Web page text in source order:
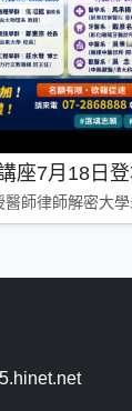
座7月18日
師律師解密大學